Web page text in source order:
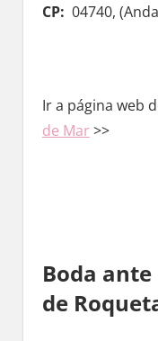
CP: 04740, (
Ir а página web
dе Mar >>
Boda
dе